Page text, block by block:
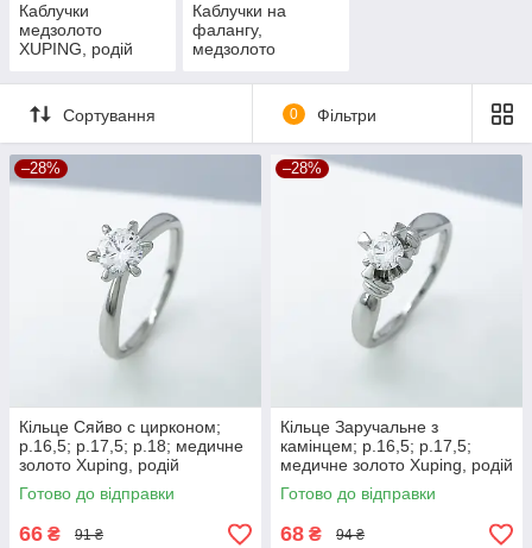
Каблучки
медзолото
XUPING, родій
Каблучки на
фалангу,
медзолото
Сортування 0 Фільтри
–28%
Кільце Сяйво с цирконом;
р.16,5; р.17,5; р.18; медичне
золото Xuping, родій
Готово до відправки
66 ₴ 91 ₴
–28%
Кільце Заручальне з
камінцем; р.16,5; р.17,5;
медичне золото Xuping, родій
Готово до відправки
68 ₴ 94 ₴